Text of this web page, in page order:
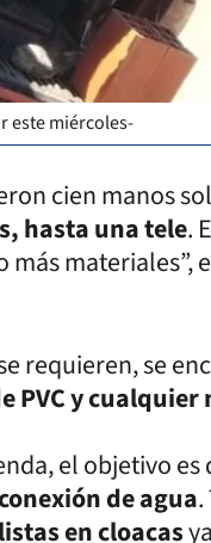
este miércoles-
cien manos
hasta una tele.
materiales”,
requieren, se
PVC y
el objetivo
de agua
en cloacas